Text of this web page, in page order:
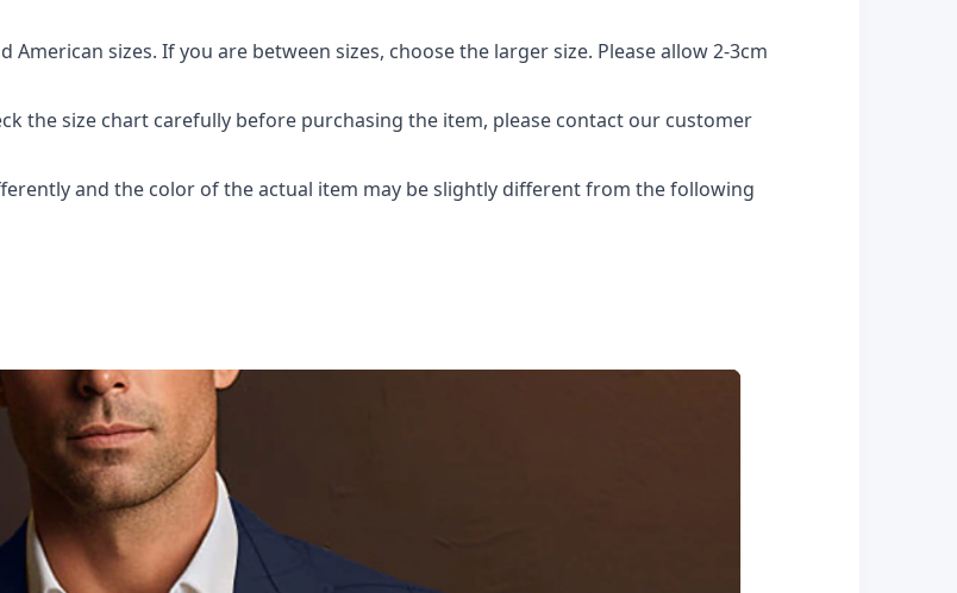
American sizes. If you are between sizes, choose the larger size. Please allow 2-3cm
the size chart carefully before purchasing the item, please contact our customer
and the color of the actual item may be slightly different from the following